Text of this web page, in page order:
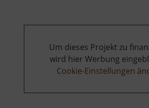
Um dieses Projekt zu
wird hier Werbung
Cookie-Einstellungen